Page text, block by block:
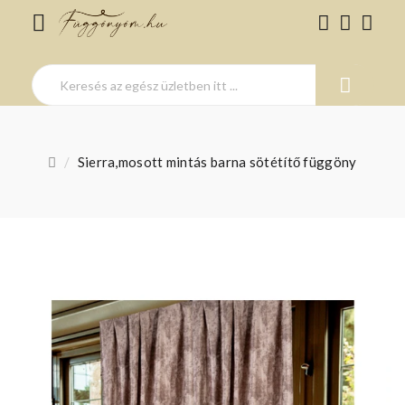
Sierra,mosott mintás barna sötétítő függöny